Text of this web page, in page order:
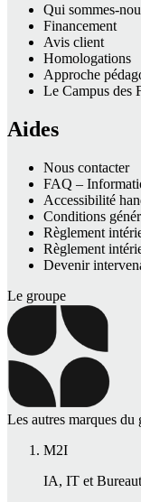
Qui sommes-
Financement
Avis client
Homologations
Approche
Le Campus des
Aides
Nous contacter
FAQ –
Accessibilité
Conditions
Règlement
Règlement
Devenir
Le groupe
Les autres marques du
M2I
IA, IT et